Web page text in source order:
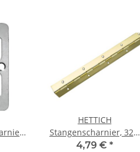
2
HETTICH
Stangenscharnier, 32 x
600 mm, vermessingt
4,79 € *